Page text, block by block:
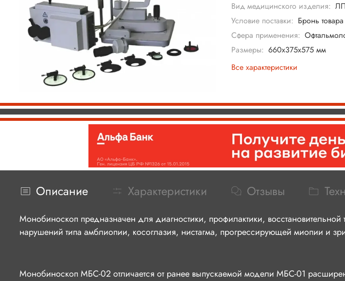
Вид медицинского изделия:
Условие поставки: Бронь
Сфера применения:
Размеры: 660х375х575 мм
Все характеристики
Описание Характеристики Отзывы
Монобиноскоп предназначен для диагностики, профилактики,
нарушений типа амблиопии, косоглазия, нистагма, прогрессирующей миопии и
Монобиноскоп МБС-02 отличается от ранее выпускаемой модели МБС-01